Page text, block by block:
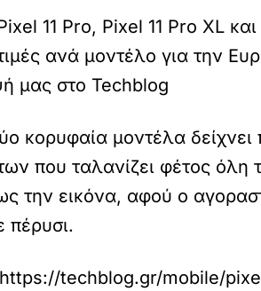
11 Pro, Pixel 11 Pro XL
ανά μοντέλο για την
μας στο Techblog
κορυφαία μοντέλα
που ταλανίζει φέτος
την εικόνα, αφού ο
πέρυσι.
https://techblog.gr/mobile/